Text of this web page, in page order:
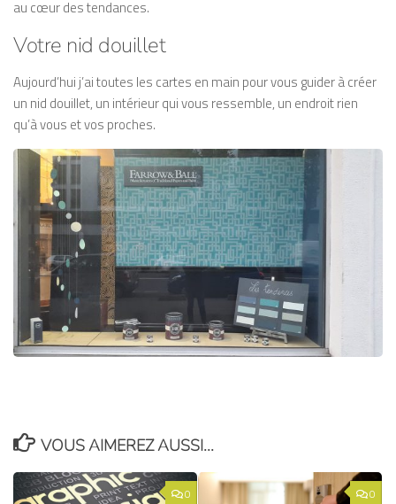
au cœur des tendances.
Votre nid douillet
Aujourd’hui j’ai toutes les cartes en main pour vous guider à créer
un nid douillet, un intérieur qui vous ressemble, un endroit rien
qu’à vous et vos proches.
VOUS AIMEREZ AUSSI...
0 0